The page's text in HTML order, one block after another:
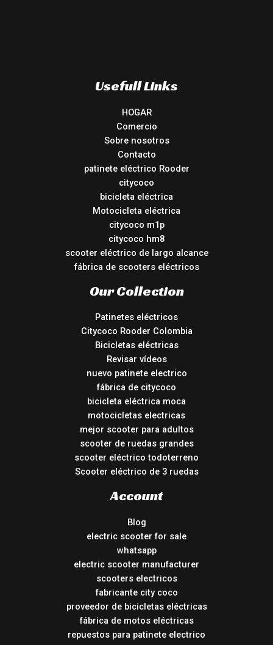
Usefull Links
HOGAR
Comercio
Sobre nosotros
Contacto
patinete eléctrico Rooder
citycoco
bicicleta eléctrica
Motocicleta eléctrica
citycoco m1p
citycoco hm8
scooter eléctrico de largo alcance
fábrica de scooters eléctricos
Our Collection
Patinetes eléctricos
Citycoco Rooder Colombia
Bicicletas eléctricas
Revisar vídeos
nuevo patinete electrico
fábrica de citycoco
bicicleta eléctrica moca
motocicletas electricas
mejor scooter para adultos
scooter de ruedas grandes
scooter eléctrico todoterreno
Scooter eléctrico de 3 ruedas
Account
Blog
electric scooter for sale
whatsapp
electric scooter manufacturer
scooters electricos
fabricante city coco
proveedor de bicicletas eléctricas
fábrica de motos eléctricas
repuestos para patinete electrico